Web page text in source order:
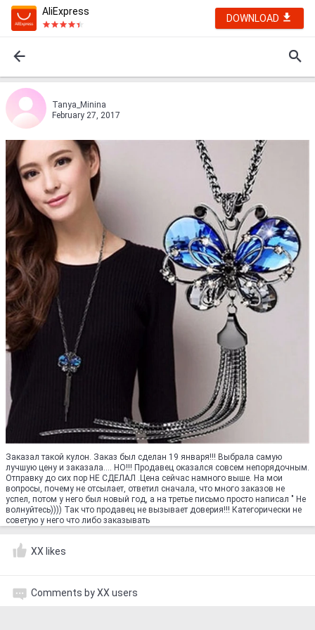
AliExpress
DOWNLOAD
Tanya_Minina
February 27, 2017
Заказал такой кулон. Заказ был сделан 19 января!!! Выбрала самую
лучшую цену и заказала.... НО!!! Продавец оказался совсем непорядочным.
Отправку до сих пор НЕ СДЕЛАЛ .Цена сейчас намного выше. На мои
вопросы, почему не отсылает, ответил сначала, что много заказов не
успел, потом у него был новый год, а на третье письмо просто написал " Не
волнуйтесь)))) Так что продавец не вызывает доверия!!! Категорически не
советую у него что либо заказывать
XX likes
Comments by XX users